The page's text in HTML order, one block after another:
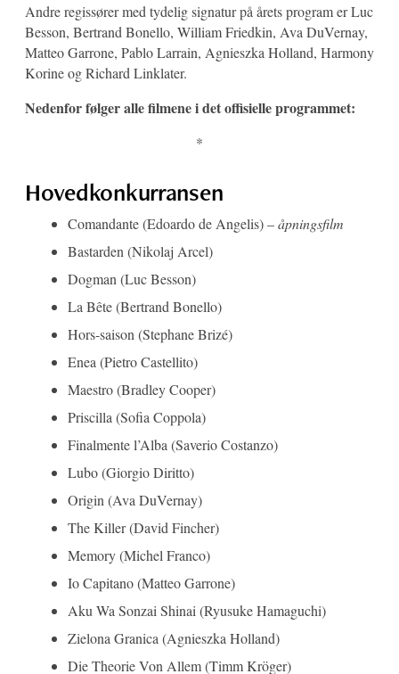
Andre regissører med tydelig signatur på årets program er Luc
Besson, Bertrand Bonello, William Friedkin, Ava DuVernay,
Matteo Garrone, Pablo Larrain, Agnieszka Holland, Harmony
Korine og Richard Linklater.
Nedenfor følger alle filmene i det offisielle programmet:
*
Hovedkonkurransen
Comandante (Edoardo de Angelis) –åpningsfilm
Bastarden (Nikolaj Arcel)
Dogman (Luc Besson)
La Bête (Bertrand Bonello)
Hors-saison (Stephane Brizé)
Enea (Pietro Castellito)
Maestro (Bradley Cooper)
Priscilla (Sofia Coppola)
Finalmente l’Alba (Saverio Costanzo)
Lubo (Giorgio Diritto)
Origin (Ava DuVernay)
The Killer (David Fincher)
Memory (Michel Franco)
Io Capitano (Matteo Garrone)
Aku Wa Sonzai Shinai (Ryusuke Hamaguchi)
Zielona Granica (Agnieszka Holland)
Die Theorie Von Allem (Timm Kröger)